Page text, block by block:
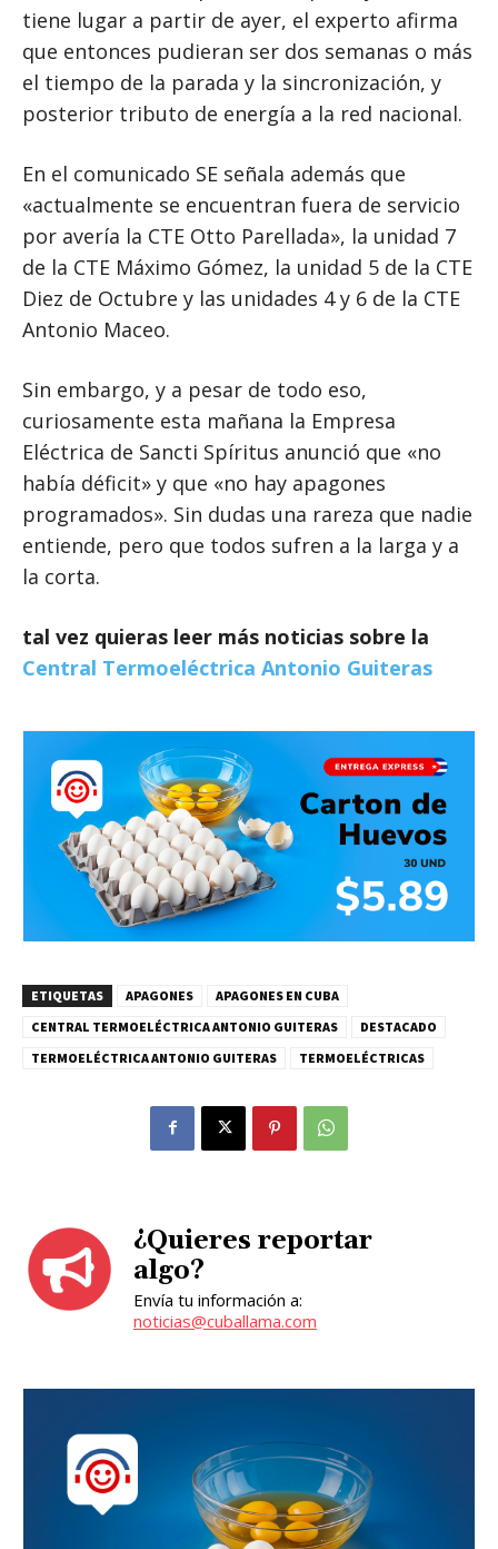
tiene lugar a partir de ayer, el experto afirma
que entonces pudieran ser dos semanas o más
el tiempo de la parada y la sincronización, y
posterior tributo de energía a la red nacional.
En el comunicado SE señala además que
«actualmente se encuentran fuera de servicio
por avería la CTE Otto Parellada», la unidad 7
de la CTE Máximo Gómez, la unidad 5 de la CTE
Diez de Octubre y las unidades 4 y 6 de la CTE
Antonio Maceo.
Sin embargo, y a pesar de todo eso,
curiosamente esta mañana la Empresa
Eléctrica de Sancti Spíritus anunció que «no
había déficit» y que «no hay apagones
programados». Sin dudas una rareza que nadie
entiende, pero que todos sufren a la larga y a
la corta.
tal vez quieras leer más noticias sobre la
Central Termoeléctrica Antonio Guiteras
ETIQUETAS APAGONES
APAGONES EN CUBA
CENTRAL TERMOELÉCTRICA ANTONIO GUITERAS
DESTACADO
TERMOELÉCTRICA ANTONIO GUITERAS
TERMOELÉCTRICAS
¿Quieres reportar
algo?
Envía tu información a:
noticias@cuballama.com